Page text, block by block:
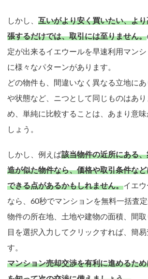
しかし、 互いがより安く買いたい、よ
張するだけでは、取引には至りません。
定が出来るイエウールを早速利用 マン
に様々なパターンがあります。
どの物件も、間違いなく異なる立地に
や状態など、ニつとして同じものはあ
め、単純に比較することは、あまり意
しょう。
しかし、例えば該当物件の近所にある
造が似た物件なら、価格や取引条件な
できる点があるかもしれません。イエ
なら、60秒でマンションを無料一括査定
物件の所在地、土地や建物の面積、間
目を選択入力してクリックすれば、簡
す。
マンション売却交渉を有利に進めるた